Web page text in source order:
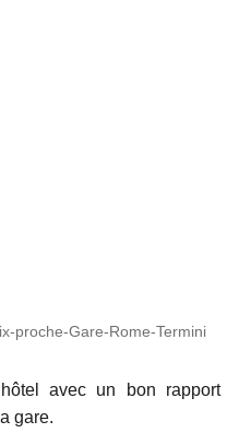
proche-Gare-Rome-Termini
avec un bon rapport
gare.